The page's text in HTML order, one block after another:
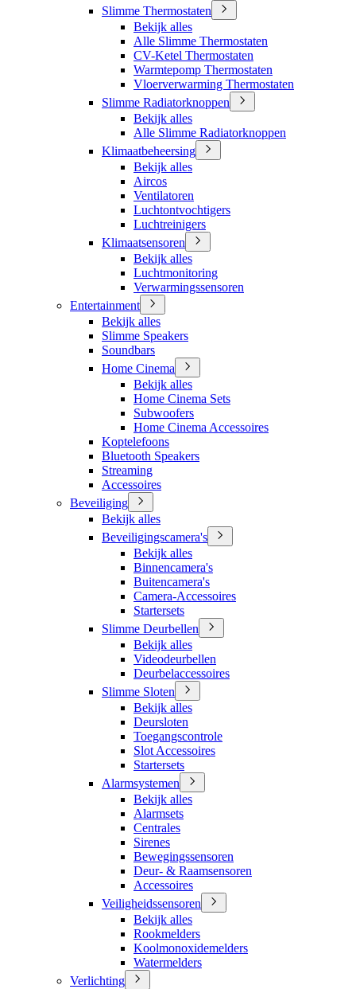
Slimme Thermostaten
Bekijk alles
Alle Slimme Thermostaten
CV-Ketel Thermostaten
Warmtepomp Thermostaten
Vloerverwarming Thermostaten
Slimme Radiatorknoppen
Bekijk alles
Alle Slimme Radiatorknoppen
Klimaatbeheersing
Bekijk alles
Aircos
Ventilatoren
Luchtontvochtigers
Luchtreinigers
Klimaatsensoren
Bekijk alles
Luchtmonitoring
Verwarmingssensoren
Entertainment
Bekijk alles
Slimme Speakers
Soundbars
Home Cinema
Bekijk alles
Home Cinema Sets
Subwoofers
Home Cinema Accessoires
Koptelefoons
Bluetooth Speakers
Streaming
Accessoires
Beveiliging
Bekijk alles
Beveiligingscamera's
Bekijk alles
Binnencamera's
Buitencamera's
Camera-Accessoires
Startersets
Slimme Deurbellen
Bekijk alles
Videodeurbellen
Deurbelaccessoires
Slimme Sloten
Bekijk alles
Deursloten
Toegangscontrole
Slot Accessoires
Startersets
Alarmsystemen
Bekijk alles
Alarmsets
Centrales
Sirenes
Bewegingssensoren
Deur- & Raamsensoren
Accessoires
Veiligheidssensoren
Bekijk alles
Rookmelders
Koolmonoxidemelders
Watermelders
Verlichting